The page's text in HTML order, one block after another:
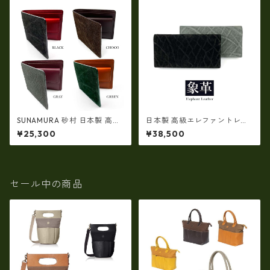
SUNAMURA 砂村 日本製 高級
エレファントレザー 二つ折り
財布（小銭入れ付き） ly-1103
¥25,300
日本製 高級エレファントレザ
ー × 姫路レザー ロングウォレ
ット長財布 本革 リアルレザー
(5170ur)
¥38,500
セール中の商品